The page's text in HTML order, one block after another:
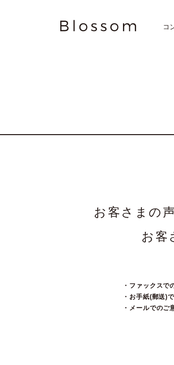
コ
お客さまの
お客
・ファックスで
・お手紙(郵送)
・メールでのご